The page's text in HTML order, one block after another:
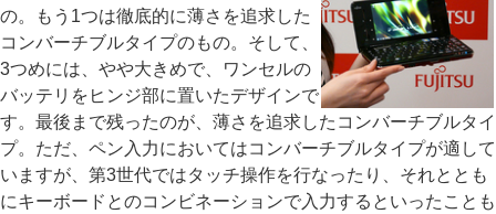
の。もう1つは徹底的に薄さを追求した
コンバーチブルタイプのもの。そして、
3つめには、やや大きめで、ワンセルの
バッテリをヒンジ部に置いたデザインで
す。最後まで残ったのが、薄さを追求したコンバーチブルタイ
プ。ただ、ペン入力においてはコンバーチブルタイプが適して
いますが、第3世代ではタッチ操作を行なったり、それととも
にキーボードとのコンビネーションで入力するといったことも